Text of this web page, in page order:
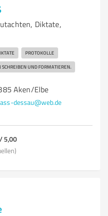
Diktate,
PROTOKOLLE
UND FORMATIEREN.
Aken/Elbe
dessau@web.de
5,00